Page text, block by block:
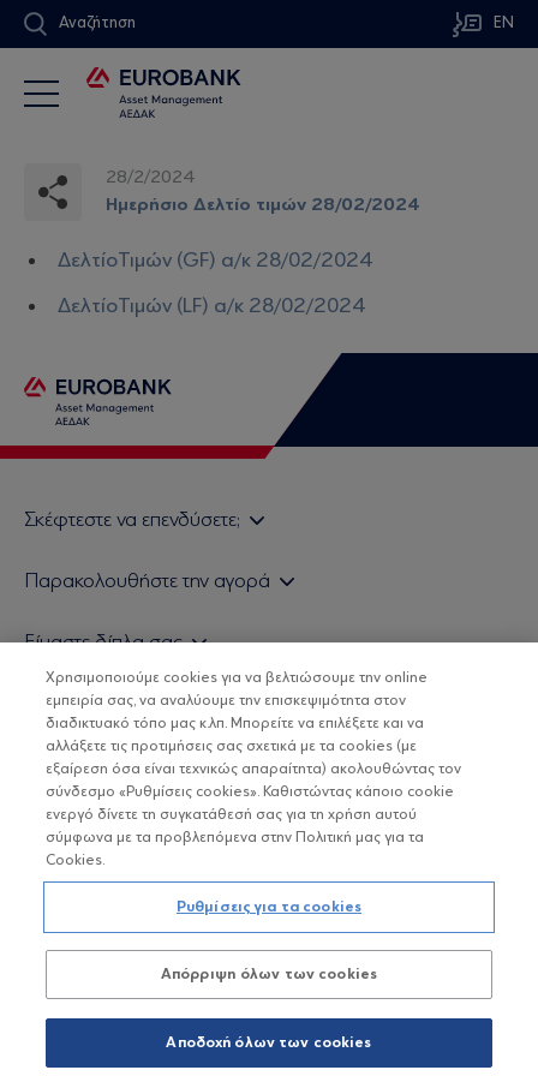
Αναζήτηση EN
28/2/2024
Ημερήσιο Δελτίο τιμών 28/02/2024
ΔελτίοΤιμών (GF) α/κ 28/02/2024
ΔελτίοΤιμών (LF) α/κ 28/02/2024
Σκέφτεστε να επενδύσετε;
Τιμολογιακή Πολιτική
Δείτε τις πολιτικές μας
Βασικές Γνώσεις
Παρακολουθήστε την αγορά
Τα νέα μας
Χρήσιμοι σύνδεσμοι
Είμαστε δίπλα σας
H Eurobank Asset Management ΑΕΔΑΚ
Επενδυτική φιλοσοφία ESG
Πιστοποιημένα στελέχη και συνεργάτες
Αποστολή Βιογραφικών
ΟΙ ΟΣΕΚΑ ΔΕΝ ΕΧΟΥΝ ΕΓΓΥΗΜΕΝΗ ΑΠΟΔΟΣΗ ΚΑΙ ΟΙ
ΠΡΟΗΓΟΥΜΕΝΕΣ ΑΠΟΔΟΣΕΙΣ ΔΕΝ ΔΙΑΣΦΑΛΙΖΟΥΝ ΤΙΣ
ΜΕΛΛΟΝΤΙΚΕΣ
Copyright © Eurobank ΑΕΔΑΚ
Προστασία Προσωπικών Δεδομένων
Όροι χρήσης
Πολιτική cookies
Χρησιμοποιούμε cookies για να βελτιώσουμε την online
εμπειρία σας, να αναλύουμε την επισκεψιμότητα στον
διαδικτυακό τόπο μας κ.λπ. Μπορείτε να επιλέξετε και να
αλλάξετε τις προτιμήσεις σας σχετικά με τα cookies (με
εξαίρεση όσα είναι τεχνικώς απαραίτητα) ακολουθώντας τον
σύνδεσμο «Ρυθμίσεις cookies». Καθιστώντας κάποιο cookie
ενεργό δίνετε τη συγκατάθεσή σας για τη χρήση αυτού
σύμφωνα με τα προβλεπόμενα στην Πολιτική μας για τα
Cookies.
Ρυθμίσεις για τα cookies
Απόρριψη όλων των cookies
Αποδοχή όλων των cookies